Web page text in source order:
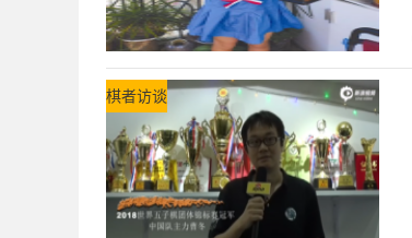
棋者访谈